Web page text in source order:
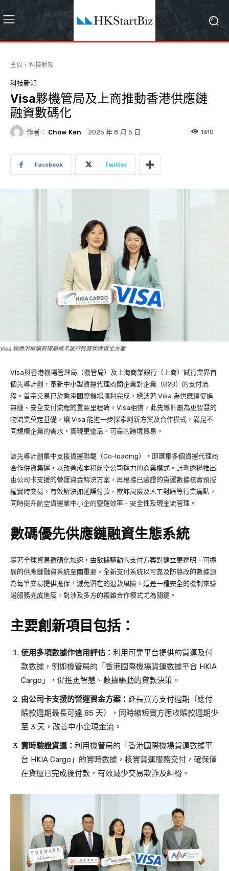
主頁 科技新知
科技新知
Visa夥機管局及上商推動香港供應鏈
融資數碼化
作者： Chow Ken 2025 年 8 月 5 日 1610
Facebook Twitter
Visa 與香港機場管理局攜手試行智慧營運資金方案
Visa與香港機場管理局（機管局）及上海商業銀行（上商）試行業界首
個先導計劃，革新中小型貨運代理商間企業對企業（B2B）的支付流
程。首宗交易已於香港國際機場順利完成，標誌著 Visa 為供應鏈促進
無縫、安全支付流程的重要里程碑。Visa相信，此先導計劃為更智慧的
物流業奠定基礎，讓 Visa 能進一步探索創新方案及合作模式，滿足不
同規模企業的需求，實現更靈活、可靠的跨境貿易。
該先導計劃集中支援貨運聯載（Co-loading），即匯集多個貨運代理商
合作併貨集運，以改善成本和航空公司運力的商業模式。計劃透過推出
由公司卡支援的營運資金解決方案，再根據已驗證的貨運數據核實預授
權實時交易，有效解決如延誤付款、欺詐風險及人工對賬等行業痛點，
同時提升航空貨運業中小企的營運效率、安全性及現金流管理。
數碼優先供應鏈融資生態系統
隨著全球貿易數碼化加速，由數據驅動的支付方案對建立更透明、可擴
展的供應鏈融資系統至關重要。全新支付系統以可靠及防篡改的數據源
為每筆交易提供擔保，減免潛在的退款風險。這是一種安全的機制來驗
證服務完成進度，對涉及多方的複雜合作模式尤為關鍵。
主要創新項目包括：
使用多項數據作信用評估： 利用可靠平台提供的貨運及付
款數據，例如機管局的「香港國際機場貨運數據平台 HKIA
Cargo」，促進更智慧、數據驅動的貸款決策。
由公司卡支援的營運資金方案： 延長買方支付週期（應付
賬款週期最長可達 85 天），同時縮短賣方應收賬款週期少
至 3 天，改善中小企現金流。
實時驗證貨運： 利用機管局的「香港國際機場貨運數據平
台 HKIA Cargo」的實時數據，核實貨運服務交付，確保僅
在貨運已完成後付款，有效減少交易欺詐及糾紛。